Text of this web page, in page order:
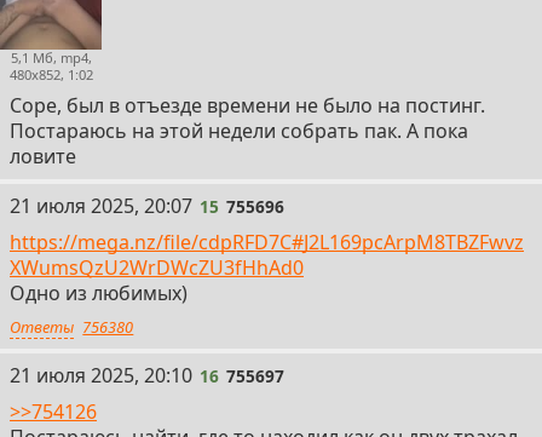
5,1 Мб, mp4,
480x852, 1:02
Соре, был в отъезде времени не было на постинг.
Постараюсь на этой недели собрать пак. А пока
ловите
15
21 июля 2025, 20:07 15 755696
https://mega.nz/file/cdpRFD7C#J2L169pcArpM8TBZFwvz
XWumsQzU2WrDWcZU3fHhAd0
Одно из любимых)
Ответы 756380
16
21 июля 2025, 20:10 16 755697
>>754126